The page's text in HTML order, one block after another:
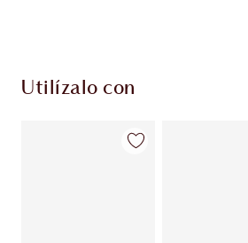
Utilízalo con